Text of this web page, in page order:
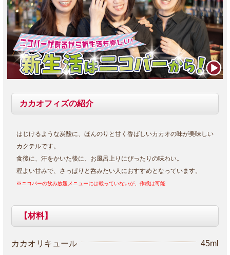
カカオフィズの紹介
はじけるような炭酸に、ほんのりと甘く香ばしいカカオの味が美味しい
カクテルです。
食後に、汗をかいた後に、お風呂上りにぴったりの味わい。
程よい甘みで、さっぱりと呑みたい人におすすめとなっています。
※ニコバーの飲み放題メニューには載っていないが、作成は可能
【材料】
カカオリキュール
45ml